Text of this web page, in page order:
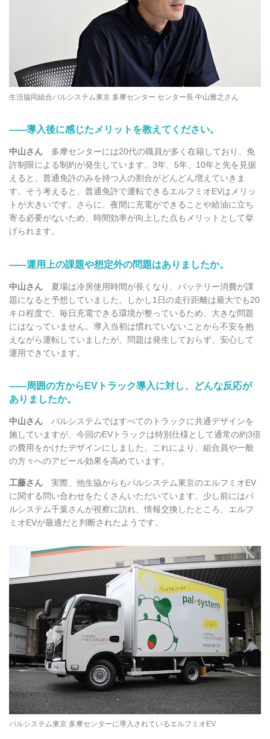
生活協同組合パルシステム東京 多摩センター センター長 中山雅之さん
――導入後に感じたメリットを教えてください。
中山さん 多摩センターには20代の職員が多く在籍しており、免
許制限による制約が発生しています。3年、5年、10年と先を見据
えると、普通免許のみを持つ人の割合がどんどん増えていきま
す。そう考えると、普通免許で運転できるエルフミオEVはメリッ
トが大きいです。さらに、夜間に充電ができることや給油に立ち
寄る必要がないため、時間効率が向上した点もメリットとして挙
げられます。
――運用上の課題や想定外の問題はありましたか。
中山さん 夏場は冷房使用時間が長くなり、バッテリー消費が課
題になると予想していました。しかし1日の走行距離は最大でも20
キロ程度で、毎日充電できる環境が整っているため、大きな問題
にはなっていません。導入当初は慣れていないことから不安を抱
えながら運転していましたが、問題は発生しておらず、安心して
運用できています。
――周囲の方からEVトラック導入に対し、どんな反応が
ありましたか。
中山さん パルシステムではすべてのトラックに共通デザインを
施していますが、今回のEVトラックは特別仕様として通常の約3倍
の費用をかけたデザインにしました。これにより、組合員や一般
の方々へのアピール効果を高めています。
工藤さん 実際、他生協からもパルシステム東京のエルフミオEV
に関する問い合わせをたくさんいただいています。少し前にはパ
ルシステム千葉さんが視察に訪れ、情報交換したところ、エルフ
ミオEVが最適だと判断されたようです。
パルシステム東京 多摩センターに導入されているエルフミオEV